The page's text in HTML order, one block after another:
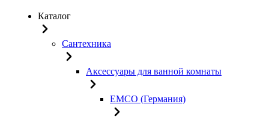
Каталог
Сантехника
Аксессуары для ванной комнаты
EMCO (Германия)